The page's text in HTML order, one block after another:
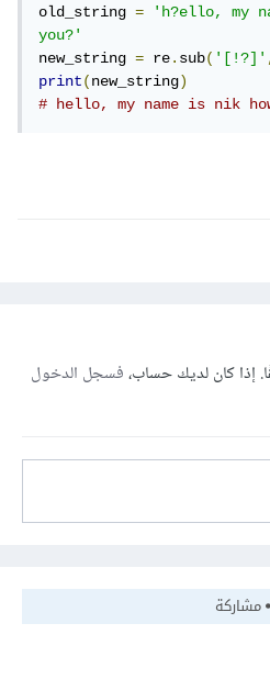
old_string =
'h?ello, my
you?'
new_string = re.sub('[!?]'
print(new_string)
# hello, my name is nik
إذا كان لديك حساب،فسجل الدخول
مشاركة